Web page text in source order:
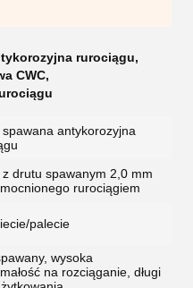
rurociągu,
CWC,
spawana antykorozyjna
z drutu spawanym 2,0 mm
rurociągiem
palecie
wysoka
na rozciąganie, długi